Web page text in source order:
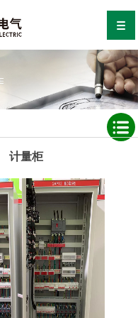
计量柜